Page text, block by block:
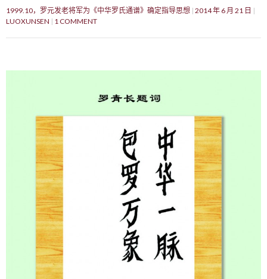
1999.10，罗元发老将军为《中华罗氏通谱》确定指导思想 2014 年 6 月 21 日
LUOXUNSEN
1 COMMENT